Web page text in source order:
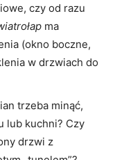
czy od razu
ma
(okno boczne,
w drzwiach do
trzeba minąć,
lub kuchni? Czy
drzwi z